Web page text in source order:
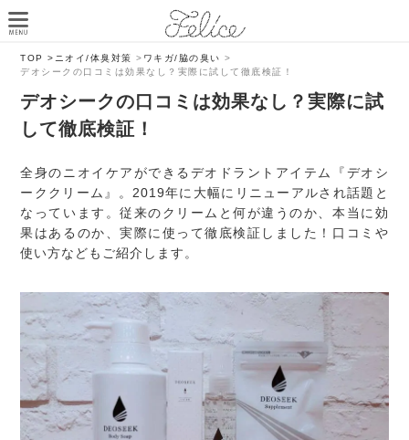
TOP > ニオイ/体臭対策 > ワキガ/脇の臭い >
デオシークの口コミは効果なし？実際に試して徹底検証！
デオシークの口コミは効果なし？実際に試
して徹底検証！
全身のニオイケアができるデオドラントアイテム『デオシ
ーククリーム』。2019年に大幅にリニューアルされ話題と
なっています。従来のクリームと何が違うのか、本当に効
果はあるのか、実際に使って徹底検証しました！口コミや
使い方などもご紹介します。